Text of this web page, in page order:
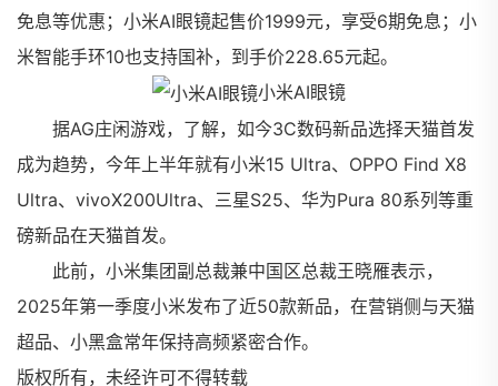
免息等优惠；小米AI眼镜起售价1999元，享受6期免息；小
米智能手环10也支持国补，到手价228.65元起。
小米AI眼镜
据AG庄闲游戏，了解，如今3C数码新品选择天猫首发
成为趋势，今年上半年就有小米15 Ultra、OPPO Find X8
Ultra、vivoX200Ultra、三星S25、华为Pura 80系列等重
磅新品在天猫首发。
此前，小米集团副总裁兼中国区总裁王晓雁表示，
2025年第一季度小米发布了近50款新品，在营销侧与天猫
超品、小黑盒常年保持高频紧密合作。
版权所有，未经许可不得转载